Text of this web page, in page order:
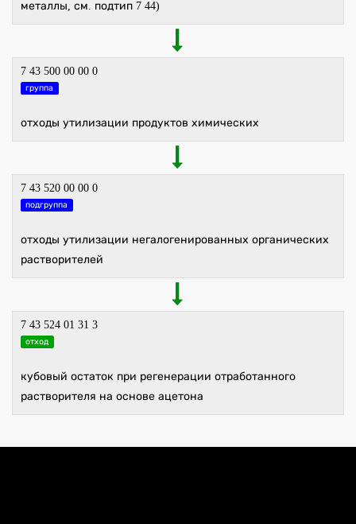
металлы, см. подтип 7 44)
7 43 500 00 00 0
группа
отходы утилизации продуктов химических
7 43 520 00 00 0
подгруппа
отходы утилизации негалогенированных органических
растворителей
7 43 524 01 31 3
отход
кубовый остаток при регенерации отработанного
растворителя на основе ацетона